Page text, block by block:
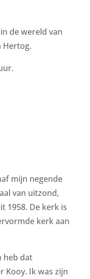
de wereld van
Hertog.
mijn negende
van uitzond,
1958. De kerk is
kerk aan
heb dat
Kooy. Ik was zijn